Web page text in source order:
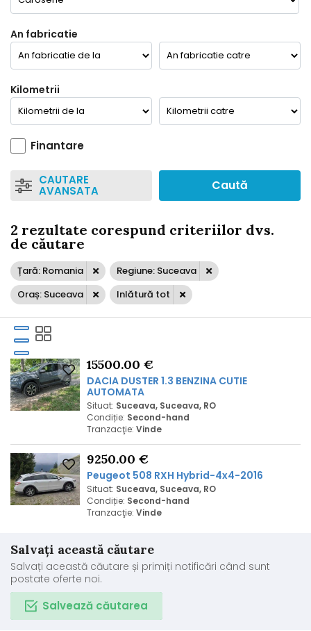
An fabricatie
Kilometrii
Finantare
CAUTARE
AVANSATA Caută
2 rezultate corespund criteriilor dvs.
de căutare
Țară: Romania
Regiune: Suceava
Oraș: Suceava
Inlătură tot
15500.00 €
DACIA DUSTER 1.3 BENZINA CUTIE
AUTOMATA
Situat: Suceava, Suceava, RO
Condiție: Second-hand
Tranzacţie: Vinde
9250.00 €
Peugeot 508 RXH Hybrid-4x4-2016
Situat: Suceava, Suceava, RO
Condiție: Second-hand
Tranzacţie: Vinde
Salvați această căutare
Salvați această căutare și primiți notificări când sunt
postate oferte noi.
Salvează căutarea